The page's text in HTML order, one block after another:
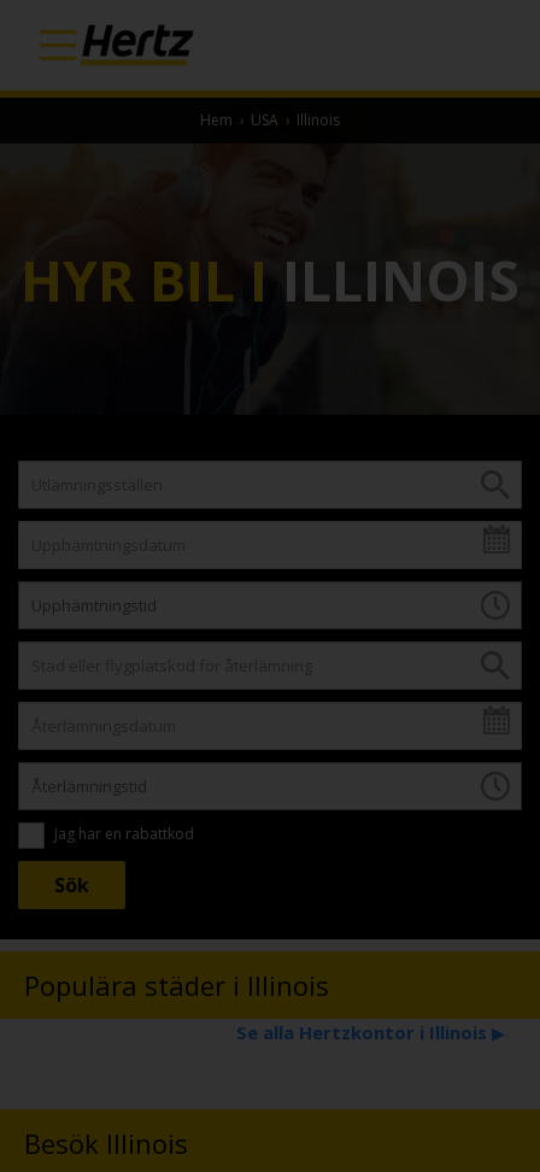
Hem › USA › Illinois
HYR BIL I ILLINOIS
Jag har en rabattkod
Populära städer i Illinois
Se alla Hertzkontor i Illinois ▶
Besök Illinois